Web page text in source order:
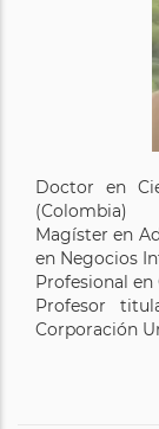
Doctor en
(Colombia)
Magíster en
en Negocios
Profesional en
Profesor
Corporación